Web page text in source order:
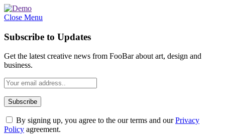
Close Menu
Subscribe to Updates
Get the latest creative news from FooBar about art, design and
business.
By signing up, you agree to the our terms and ourPrivacy
Policy agreement.